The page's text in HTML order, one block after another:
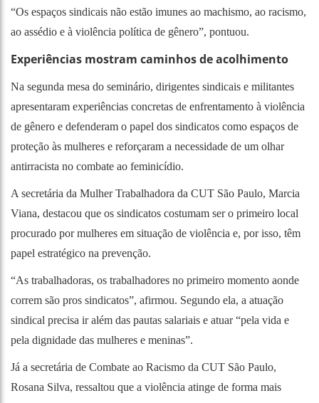
“Os espaços sindicais não estão imunes ao machismo, ao racismo,
ao assédio e à violência política de gênero”, pontuou.
Experiências mostram caminhos de acolhimento
Na segunda mesa do seminário, dirigentes sindicais e militantes
apresentaram experiências concretas de enfrentamento à violência
de gênero e defenderam o papel dos sindicatos como espaços de
proteção às mulheres e reforçaram a necessidade de um olhar
antirracista no combate ao feminicídio.
A secretária da Mulher Trabalhadora da CUT São Paulo, Marcia
Viana, destacou que os sindicatos costumam ser o primeiro local
procurado por mulheres em situação de violência e, por isso, têm
papel estratégico na prevenção.
“As trabalhadoras, os trabalhadores no primeiro momento aonde
correm são pros sindicatos”, afirmou. Segundo ela, a atuação
sindical precisa ir além das pautas salariais e atuar “pela vida e
pela dignidade das mulheres e meninas”.
Já a secretária de Combate ao Racismo da CUT São Paulo,
Rosana Silva, ressaltou que a violência atinge de forma mais